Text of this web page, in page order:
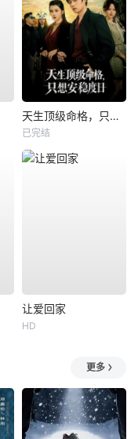
天生顶级命格，只想安稳度日
已完结
让爱回家
HD
更多